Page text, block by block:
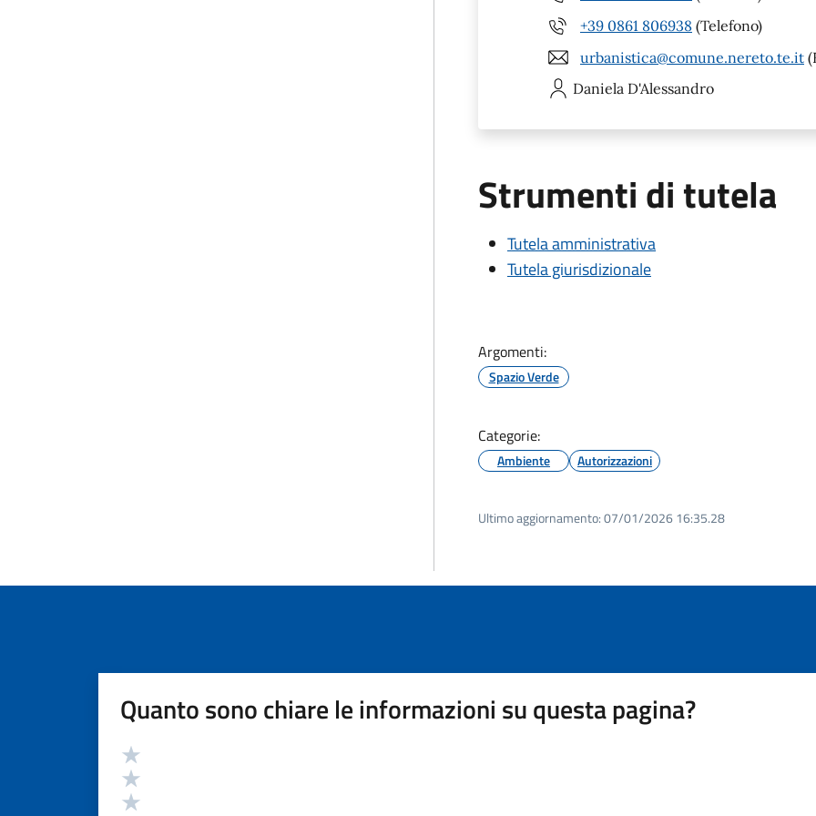
+39 0861 806938 (Telefono)
urbanistica@comune.nereto.te.it
Daniela D'Alessandro
Strumenti di tutela
Tutela amministrativa
Tutela giurisdizionale
Argomenti:
Spazio Verde
Categorie:
Ambiente Autorizzazioni
Ultimo aggiornamento:07/01/2026 16:35.28
Quanto sono chiare le informazioni su questa pagina?
Valutazione